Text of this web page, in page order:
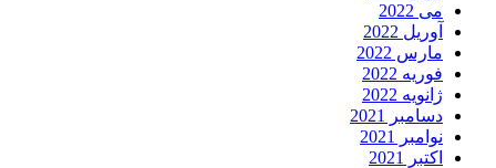
می 2022
آوریل 2022
مارس 2022
فوریه 2022
ژانویه 2022
دسامبر 2021
نوامبر 2021
اکتبر 2021